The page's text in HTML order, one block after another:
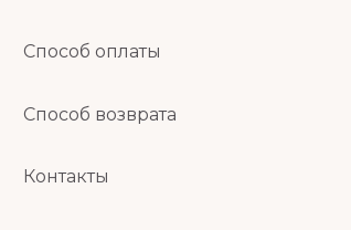
Способ оплаты
Способ возврата
Контакты